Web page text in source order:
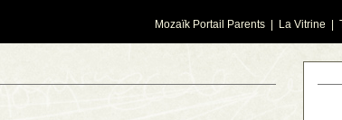
Mozaïk Portail Parents La Vitrine |